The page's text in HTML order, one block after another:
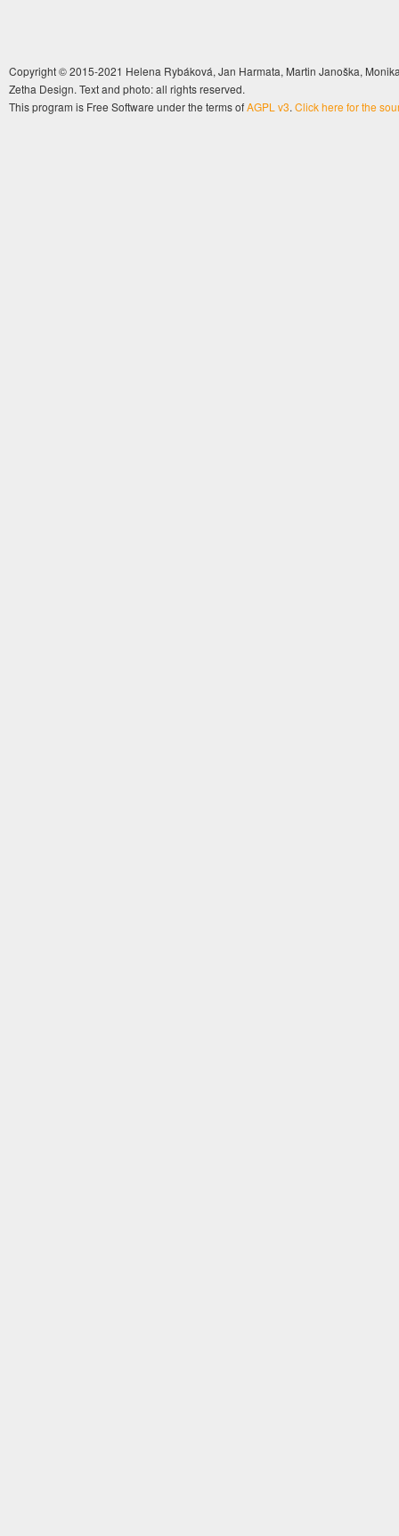
Copyright © 2015-2021 Helena Rybáková, Jan Harmata, Martin Janoška,
Zetha Design. Text and photo: all rights reserved.
This program is Free Software under the terms ofAGPL v3. Click here for the